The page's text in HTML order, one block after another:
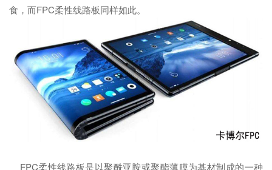
食，而FPC柔性线路板同样如此。
FPC柔性线路板是以聚酰亚胺或聚酯薄膜为基材制成的一种